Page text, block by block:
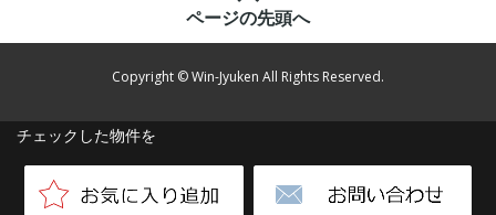
チェックした物件を
ページの先頭へ
Copyright © Win-Jyuken All Rights Reserved.